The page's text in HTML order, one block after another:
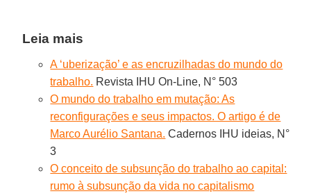
Leia mais
A ‘uberização’ e as encruzilhadas do mundo do
trabalho. Revista IHU On-Line, N° 503
O mundo do trabalho em mutação: As
reconfigurações e seus impactos. O artigo é de
Marco Aurélio Santana. Cadernos IHU ideias, N°
3
O conceito de subsunção do trabalho ao capital:
rumo à subsunção da vida no capitalismo